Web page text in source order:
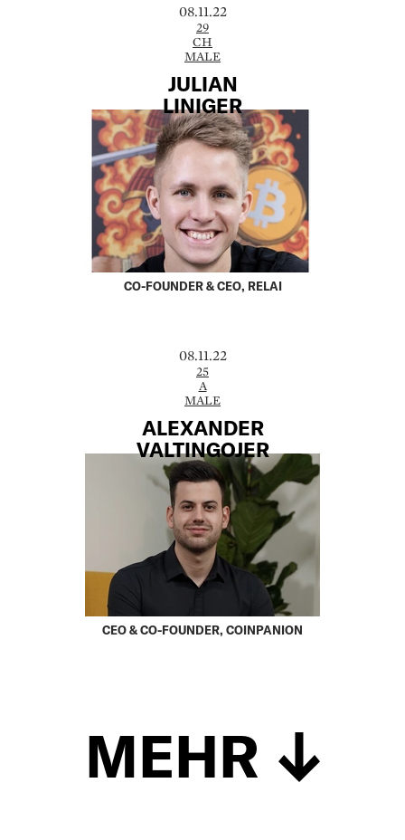
08.11.22
29
CH
MALE
JULIAN
LINIGER
CO-FOUNDER & CEO, RELAI
08.11.22
25
A
MALE
ALEXANDER
VALTINGOJER
CEO & CO-FOUNDER, COINPANION
MEHR